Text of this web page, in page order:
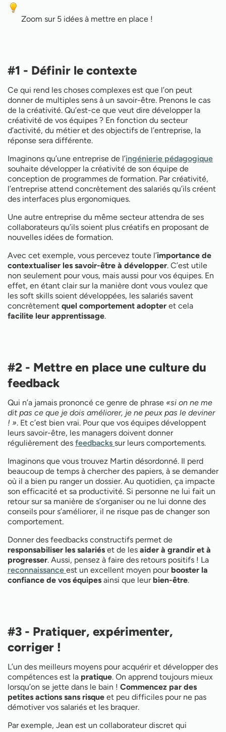
Zoom sur 5 idées à mettre en place !
#1 - Définir le contexte
Ce qui rend les choses complexes est que l’on peut
donner de multiples sens à un savoir-être. Prenons le cas
de la créativité. Qu’est-ce que veut dire développer la
créativité de vos équipes ? En fonction du secteur
d’activité, du métier et des objectifs de l’entreprise, la
réponse sera différente.
Imaginons qu’une entreprise de l’ingénierie pédagogique
souhaite développer la créativité de son équipe de
conception de programmes de formation. Par créativité,
l’entreprise attend concrètement des salariés qu’ils créent
des interfaces plus ergonomiques.
Une autre entreprise du même secteur attendra de ses
collaborateurs qu’ils soient plus créatifs en proposant de
nouvelles idées de formation.
Avec cet exemple, vous percevez toute l’importance de
contextualiser les savoir-être à développer. C’est utile
non seulement pour vous, mais aussi pour vos équipes. En
effet, en étant clair sur la manière dont vous voulez que
les soft skills soient développées, les salariés savent
concrètement quel comportement adopter et cela
facilite leur apprentissage.
#2 - Mettre en place une culture du
feedback
Qui n’a jamais prononcé ce genre de phrase «si on ne me
dit pas ce que je dois améliorer, je ne peux pas le deviner
! ». Et c’est bien vrai. Pour que vos équipes développent
leurs savoir-être, les managers doivent donner
régulièrement des feedbacks sur leurs comportements.
Imaginons que vous trouvez Martin désordonné. Il perd
beaucoup de temps à chercher des papiers, à se demander
où il a bien pu ranger un dossier. Au quotidien, ça impacte
son efficacité et sa productivité. Si personne ne lui fait un
retour sur sa manière de s’organiser ou ne lui donne des
conseils pour s’améliorer, il ne risque pas de changer son
comportement.
Donner des feedbacks constructifs permet de
responsabiliser les salariés et de les aider à grandir et à
progresser. Aussi, pensez à faire des retours positifs ! La
reconnaissance est un excellent moyen pour booster la
confiance de vos équipes ainsi que leur bien-être.
#3 - Pratiquer, expérimenter,
corriger !
L’un des meilleurs moyens pour acquérir et développer des
compétences est la pratique. On apprend toujours mieux
lorsqu’on se jette dans le bain ! Commencez par des
petites actions sans risque et peu difficiles pour ne pas
démotiver vos salariés et les braquer.
Par exemple, Jean est un collaborateur discret qui